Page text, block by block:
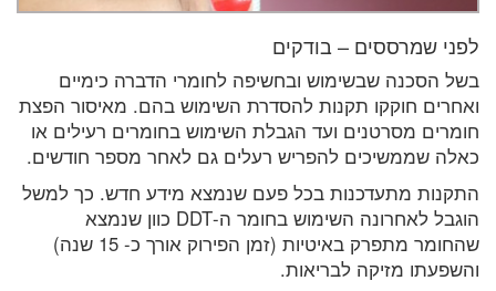
לפני שמרססים – בודקים
בשל הסכנה שבשימוש ובחשיפה לחומרי הדברה כימיים
ואחרים חוקקו תקנות להסדרת השימוש בהם. מאיסור הפצת
חומרים מסרטנים ועד הגבלת השימוש בחומרים רעילים או
כאלה שממשיכים להפריש רעלים גם לאחר מספר חודשים.
התקנות מתעדכנות בכל פעם שנמצא מידע חדש. כך למשל
הוגבל לאחרונה השימוש בחומר ה-DDT כוון שנמצא
שהחומר מתפרק באיטיות (זמן הפירוק אורך כ- 15 שנה)
והשפעתו מזיקה לבריאות.